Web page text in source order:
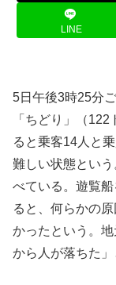
LINE
5日午後3時25分
「ちどり」（
ると乗客14人と
難しい状態とい
べている。遊覧
ると、何らかの
かったという。
から人が落ちた